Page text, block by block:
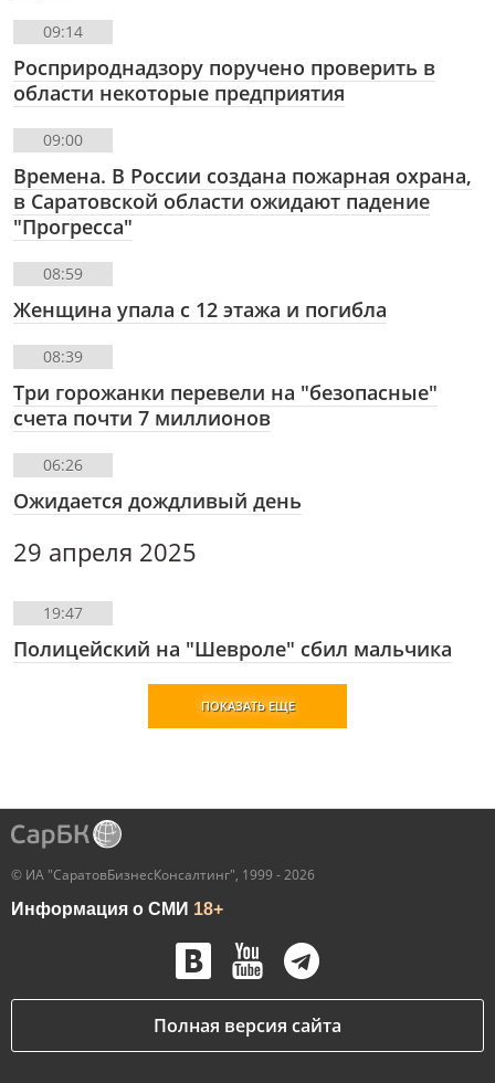
09:14
Росприроднадзору поручено проверить в
области некоторые предприятия
09:00
Времена. В России создана пожарная охрана,
в Саратовской области ожидают падение
"Прогресса"
08:59
Женщина упала с 12 этажа и погибла
08:39
Три горожанки перевели на "безопасные"
счета почти 7 миллионов
06:26
Ожидается дождливый день
29 апреля 2025
19:47
Полицейский на "Шевроле" сбил мальчика
ПОКАЗАТЬ ЕЩЕ
© ИА "СаратовБизнесКонсалтинг", 1999 - 2026
Информация о СМИ 18+
Полная версия сайта